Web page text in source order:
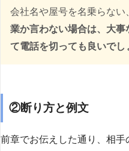
会社名や屋号を名乗らない
業か言わない場合は、大
て電話を切っても良いでし
②断り方と例文
前章でお伝えした通り、相